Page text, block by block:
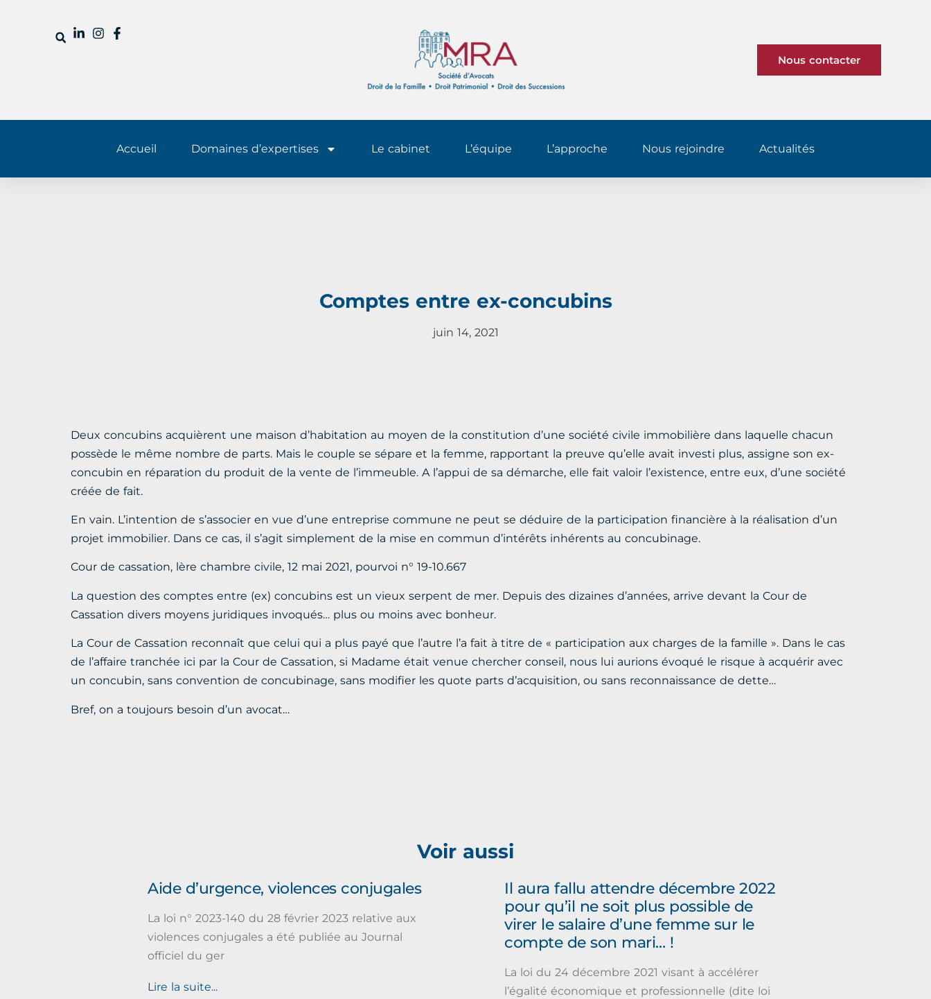
Nous contacter
Accueil Domaines d’expertises Le cabinet L’équipe L’approche Nous rejoindre Actualités
Comptes entre ex-concubins
juin 14, 2021
Deux concubins acquièrent une maison d’habitation au moyen de la constitution d’une société civile immobilière dans laquelle chacun
possède le même nombre de parts. Mais le couple se sépare et la femme, rapportant la preuve qu’elle avait investi plus, assigne son ex-
concubin en réparation du produit de la vente de l’immeuble. A l’appui de sa démarche, elle fait valoir l’existence, entre eux, d’une société
créée de fait.
En vain. L’intention de s’associer en vue d’une entreprise commune ne peut se déduire de la participation financière à la réalisation d’un
projet immobilier. Dans ce cas, il s’agit simplement de la mise en commun d’intérêts inhérents au concubinage.
Cour de cassation, lère chambre civile, 12 mai 2021, pourvoi n° 19-10.667
La question des comptes entre (ex) concubins est un vieux serpent de mer. Depuis des dizaines d’années, arrive devant la Cour de
Cassation divers moyens juridiques invoqués… plus ou moins avec bonheur.
La Cour de Cassation reconnaît que celui qui a plus payé que l’autre l’a fait à titre de « participation aux charges de la famille ». Dans le cas
de l’affaire tranchée ici par la Cour de Cassation, si Madame était venue chercher conseil, nous lui aurions évoqué le risque à acquérir avec
un concubin, sans convention de concubinage, sans modifier les quote parts d’acquisition, ou sans reconnaissance de dette…
Bref, on a toujours besoin d’un avocat…
Voir aussi
Aide d’urgence, violences conjugales
La loi n° 2023-140 du 28 février 2023 relative aux
violences conjugales a été publiée au Journal
officiel du ger
Lire la suite...
Il aura fallu attendre décembre 2022
pour qu’il ne soit plus possible de
virer le salaire d’une femme sur le
compte de son mari… !
La loi du 24 décembre 2021 visant à accélérer
l’égalité économique et professionnelle (dite loi